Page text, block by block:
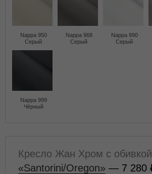
Nappa 950
Серый
Nappa 968
Серый
Nappa 990
Серый
Nappa 999
Чёрный
Кресло Жан Хром с обивкой
«Santorini/Oregon» — 7 280